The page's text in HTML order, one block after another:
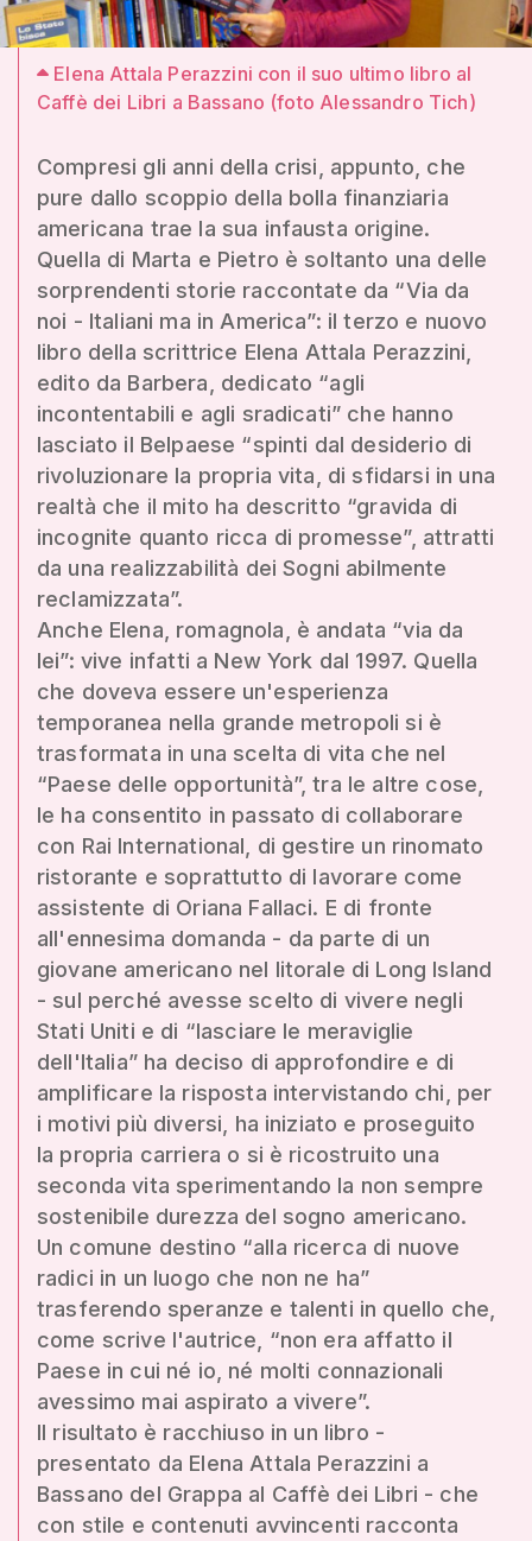
Elena Attala Perazzini con il suo ultimo libro al
Caffè dei Libri a Bassano (foto Alessandro Tich)
Compresi gli anni della crisi, appunto, che
pure dallo scoppio della bolla finanziaria
americana trae la sua infausta origine.
Quella di Marta e Pietro è soltanto una delle
sorprendenti storie raccontate da “Via da
noi - Italiani ma in America”: il terzo e nuovo
libro della scrittrice Elena Attala Perazzini,
edito da Barbera, dedicato “agli
incontentabili e agli sradicati” che hanno
lasciato il Belpaese “spinti dal desiderio di
rivoluzionare la propria vita, di sfidarsi in una
realtà che il mito ha descritto “gravida di
incognite quanto ricca di promesse”, attratti
da una realizzabilità dei Sogni abilmente
reclamizzata”.
Anche Elena, romagnola, è andata “via da
lei”: vive infatti a New York dal 1997. Quella
che doveva essere un'esperienza
temporanea nella grande metropoli si è
trasformata in una scelta di vita che nel
“Paese delle opportunità”, tra le altre cose,
le ha consentito in passato di collaborare
con Rai International, di gestire un rinomato
ristorante e soprattutto di lavorare come
assistente di Oriana Fallaci. E di fronte
all'ennesima domanda - da parte di un
giovane americano nel litorale di Long Island
- sul perché avesse scelto di vivere negli
Stati Uniti e di “lasciare le meraviglie
dell'Italia” ha deciso di approfondire e di
amplificare la risposta intervistando chi, per
i motivi più diversi, ha iniziato e proseguito
la propria carriera o si è ricostruito una
seconda vita sperimentando la non sempre
sostenibile durezza del sogno americano.
Un comune destino “alla ricerca di nuove
radici in un luogo che non ne ha”
trasferendo speranze e talenti in quello che,
come scrive l'autrice, “non era affatto il
Paese in cui né io, né molti connazionali
avessimo mai aspirato a vivere”.
Il risultato è racchiuso in un libro -
presentato da Elena Attala Perazzini a
Bassano del Grappa al Caffè dei Libri - che
con stile e contenuti avvincenti racconta